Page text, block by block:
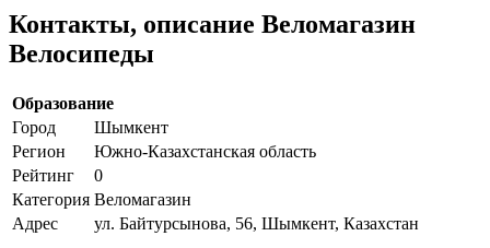
Контакты, описание Веломагазин
Велосипеды
Образование
Город
Шымкент
Регион
Южно-Казахстанская область
Рейтинг
0
Категория Веломагазин
Адрес
ул. Байтурсынова, 56, Шымкент, Казахстан